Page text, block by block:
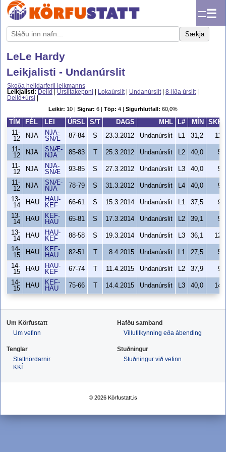
☰
Sækja
LeLe Hardy
Leikjalisti - Undanúrslit
Skoða heildarferil leikmanns
Leikjalisti: Deild Úrslitakeppni Lokaúrslit| Undanúrslit| 8-liða úrslit|
Deild+úrsl
Leikir: 10 | Sigrar: 6 | Töp: 4 | Sigurhlutfall: 60,0%
TÍM FÉL LEI ÚRSL S/T DAGS MHL L# MÍN
SKH
11-
12
NJA
NJA-
SNÆ
87-84 S 23.3.2012 Undanúrslit L1 31,2
11
11-
12
NJA
SNÆ-
NJA
85-83 25.3.2012 Undanúrslit L2 40,0
5
11-
12
NJA
NJA-
SNÆ
93-85 S 27.3.2012 Undanúrslit L3 40,0
5
11-
12
NJA
SNÆ-
NJA
78-79 S 31.3.2012 Undanúrslit L4 40,0
9
13-
14
HAU
HAU-
KEF
66-61 S 15.3.2014 Undanúrslit L1 37,5
9
13-
14
HAU
KEF-
HAU
65-81 S 17.3.2014 Undanúrslit L2 39,1
5
13-
14
HAU
HAU-
KEF
88-58 S 19.3.2014 Undanúrslit L3 36,1
12
14-
15
HAU
KEF-
HAU
82-51 8.4.2015 Undanúrslit L1 27,5
5
14-
15
HAU
HAU-
KEF
67-74 11.4.2015 Undanúrslit L2 37,9
9
14-
15
HAU
KEF-
HAU
75-66 14.4.2015 Undanúrslit L3 40,0 14
Um Körfustatt
Um vefinn
Hafðu samband
Villutilkynning eða ábending
Tenglar
Stattnördarnir
KKÍ
Stuðningur
Stuðningur við vefinn
© 2026 Körfustatt.is